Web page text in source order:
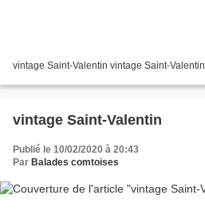
vintage Saint-Valentin vintage Saint-Valentin
vintage Saint-Valentin
Publié le 10/02/2020 à 20:43
Par Balades comtoises